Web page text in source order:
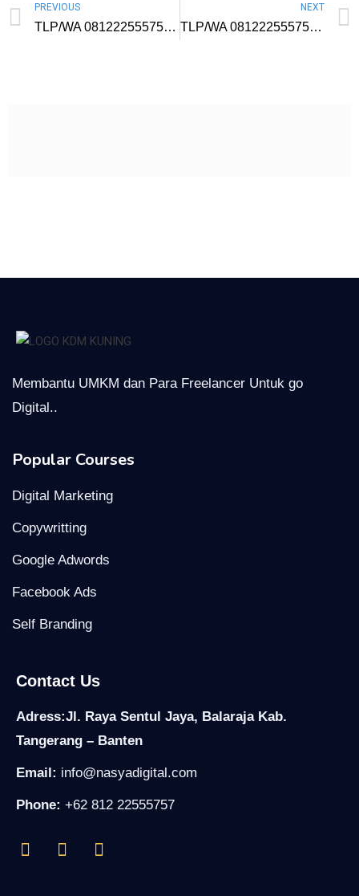
PREVIOUS
TLP/WA 081222555757 Kursus Digital Marketing di Kediri Untuk Pengusaha Harga Termurah Pengajar Profesional
NEXT
TLP/WA 081222555757 Kursus Digital Marketing di Jelambar Baru Jakarta Barat Untuk Pebisnis Mentor Berpengalaman Harga Murah
Membantu UMKM dan Para Freelancer Untuk go
Digital..
Popular Courses
Digital Marketing
Copywritting
Google Adwords
Facebook Ads
Self Branding
Contact Us
Adress:Jl. Raya Sentul Jaya, Balaraja Kab.
Tangerang – Banten
Email: info@nasyadigital.com
Phone: +62 812 22555757